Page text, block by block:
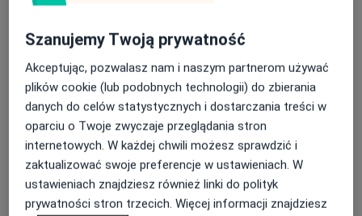
Konsultacja lekarska
Darmowa usługa Szczegóły
Konsultacja online
Darmowa usługa Szczegóły
Wizyta domowa
Darmowa usługa Szczegóły
Szanujemy Twoją prywatność
Akceptując, pozwalasz nam i naszym partnerom używać
plików cookie (lub podobnych technologii) do zbierania
danych do celów statystycznych i dostarczania treści w
oparciu o Twoje zwyczaje przeglądania stron
internetowych. W każdej chwili możesz sprawdzić i
zaktualizować swoje preferencje w ustawieniach. W
ustawieniach znajdziesz również linki do polityk
prywatności stron trzecich. Więcej informacji znajdziesz